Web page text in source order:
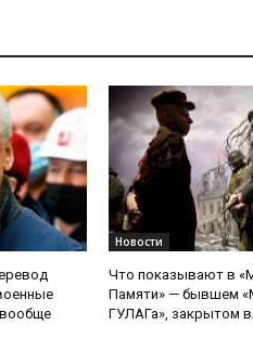
Новости
Что показывают в
Памяти» — бывшем
ГУЛАГа», закрытом